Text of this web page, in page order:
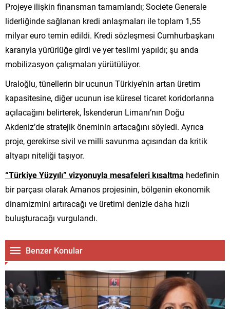
Projeye ilişkin finansman tamamlandı; Societe Generale
liderliğinde sağlanan kredi anlaşmaları ile toplam 1,55
milyar euro temin edildi. Kredi sözleşmesi Cumhurbaşkanı
kararıyla yürürlüğe girdi ve yer teslimi yapıldı; şu anda
mobilizasyon çalışmaları yürütülüyor.
Uraloğlu, tünellerin bir ucunun Türkiye’nin artan üretim
kapasitesine, diğer ucunun ise küresel ticaret koridorlarına
açılacağını belirterek, İskenderun Limanı’nın Doğu
Akdeniz’de stratejik öneminin artacağını söyledi. Ayrıca
proje, gerekirse sivil ve milli savunma açısından da kritik
altyapı niteliği taşıyor.
“Türkiye Yüzyılı” vizyonuyla mesafeleri kısaltma hedefinin
bir parçası olarak Amanos projesinin, bölgenin ekonomik
dinamizmini artıracağı ve üretimi denizle daha hızlı
buluşturacağı vurgulandı.
Benzer Konular